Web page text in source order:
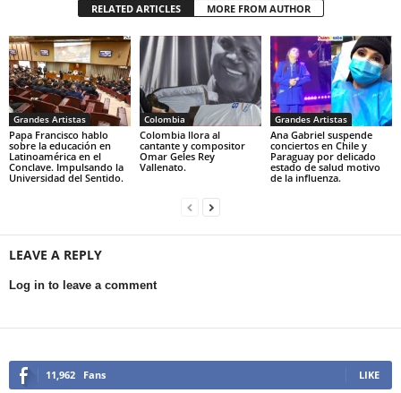
RELATED ARTICLES MORE FROM AUTHOR
Grandes Artistas
Papa Francisco hablo
sobre la educación en
Latinoamérica en el
Conclave. Impulsando la
Universidad del Sentido.
Colombia
Colombia llora al
cantante y compositor
Omar Geles Rey
Vallenato.
Grandes Artistas
Ana Gabriel suspende
conciertos en Chile y
Paraguay por delicado
estado de salud motivo
de la influenza.
LEAVE A REPLY
Log in to leave a comment
11,962 Fans LIKE